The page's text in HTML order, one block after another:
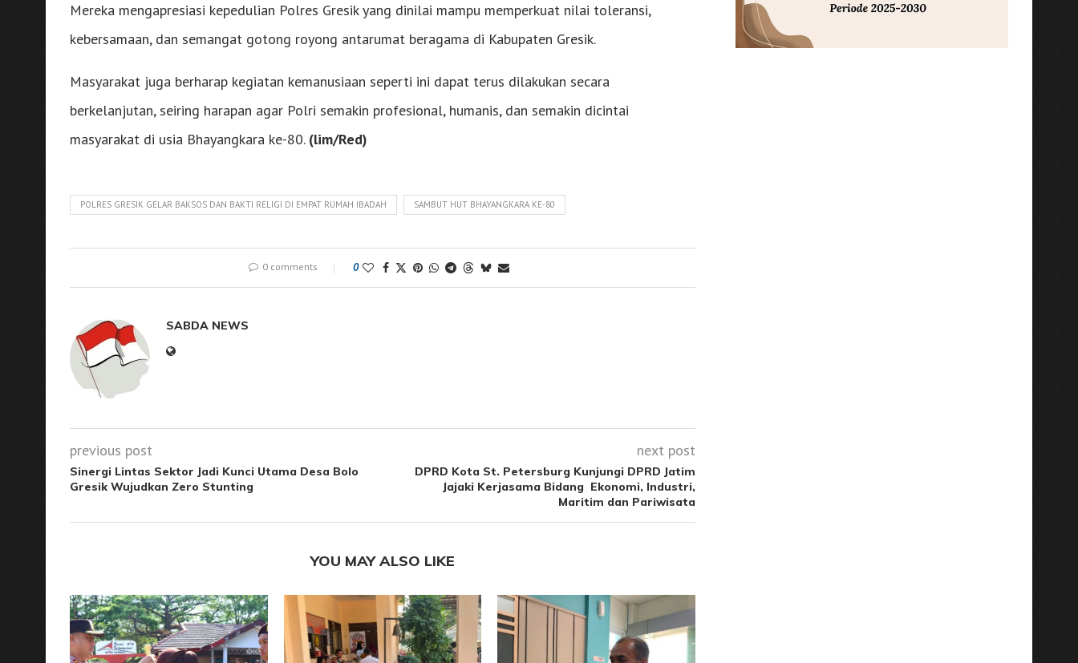
Mereka mengapresiasi kepedulian Polres Gresik yang dinilai mampu memperkuat nilai toleransi,
kebersamaan, dan semangat gotong royong antarumat beragama di Kabupaten Gresik.
Masyarakat juga berharap kegiatan kemanusiaan seperti ini dapat terus dilakukan secara
berkelanjutan, seiring harapan agar Polri semakin profesional, humanis, dan semakin dicintai
masyarakat di usia Bhayangkara ke-80. (lim/Red)
POLRES GRESIK GELAR BAKSOS DAN BAKTI RELIGI DI EMPAT RUMAH IBADAH SAMBUT HUT BHAYANGKARA KE-80
0 comments 0
SABDA NEWS
previous post
Sinergi Lintas Sektor Jadi Kunci Utama Desa Bolo
Gresik Wujudkan Zero Stunting
next post
DPRD Kota St. Petersburg Kunjungi DPRD Jatim
Jajaki Kerjasama Bidang Ekonomi, Industri,
Maritim dan Pariwisata
YOU MAY ALSO LIKE